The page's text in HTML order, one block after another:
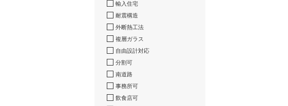
輸入住宅
耐震構造
外断熱工法
複層ガラス
自由設計対応
分割可
南道路
事務所可
飲食店可